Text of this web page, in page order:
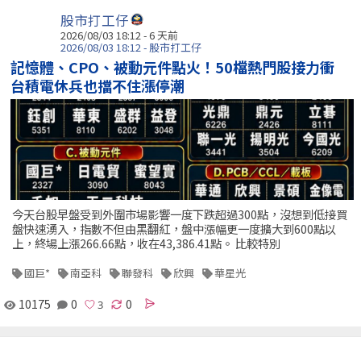
股市打工仔
2026/08/03 18:12 - 6 天前
2026/08/03 18:12 - 股市打工仔
記憶體、CPO、被動元件點火！50檔熱門股接力衝
台積電休兵也擋不住漲停潮
今天台股早盤受到外圍市場影響一度下跌超過300點，沒想到低接買
盤快速湧入，指數不但由黑翻紅，盤中漲幅更一度擴大到600點以
上，終場上漲266.66點，收在43,386.41點。 比較特別
國巨* 南亞科 聯發科 欣興 華星光
10175 0 0